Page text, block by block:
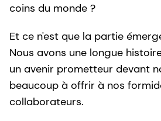
coins du monde ?
Et ce n'est que la partie
Nous avons une longue
un avenir prometteur devant
beaucoup à offrir à nos
collaborateurs.